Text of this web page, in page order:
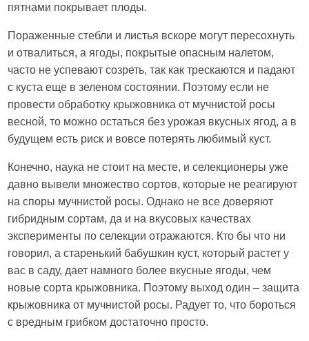
пятнами покрывает плоды.
Пораженные стебли и листья вскоре могут пересохнуть
и отвалиться, а ягоды, покрытые опасным налетом,
часто не успевают созреть, так как трескаются и падают
с куста еще в зеленом состоянии. Поэтому если не
провести обработку крыжовника от мучнистой росы
весной, то можно остаться без урожая вкусных ягод, а в
будущем есть риск и вовсе потерять любимый куст.
Конечно, наука не стоит на месте, и селекционеры уже
давно вывели множество сортов, которые не реагируют
на споры мучнистой росы. Однако не все доверяют
гибридным сортам, да и на вкусовых качествах
эксперименты по селекции отражаются. Кто бы что ни
говорил, а старенький бабушкин куст, который растет у
вас в саду, дает намного более вкусные ягоды, чем
новые сорта крыжовника. Поэтому выход один – защита
крыжовника от мучнистой росы. Радует то, что бороться
с вредным грибком достаточно просто.